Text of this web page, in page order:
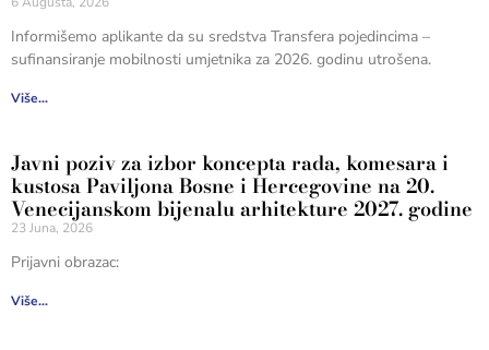
Informišemo aplikante da su sredstva Transfera pojedincima –
sufinansiranje mobilnosti umjetnika za 2026. godinu utrošena.
Više...
Javni poziv za izbor koncepta rada, komesara i
kustosa Paviljona Bosne i Hercegovine na 20.
Venecijanskom bijenalu arhitekture 2027. godine
23 Juna, 2026
Prijavni obrazac:
Više...